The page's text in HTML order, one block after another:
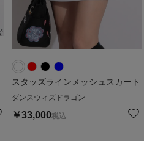
スタッズラインメッシュスカート
ダンスウィズドラゴン
￥33,000税込